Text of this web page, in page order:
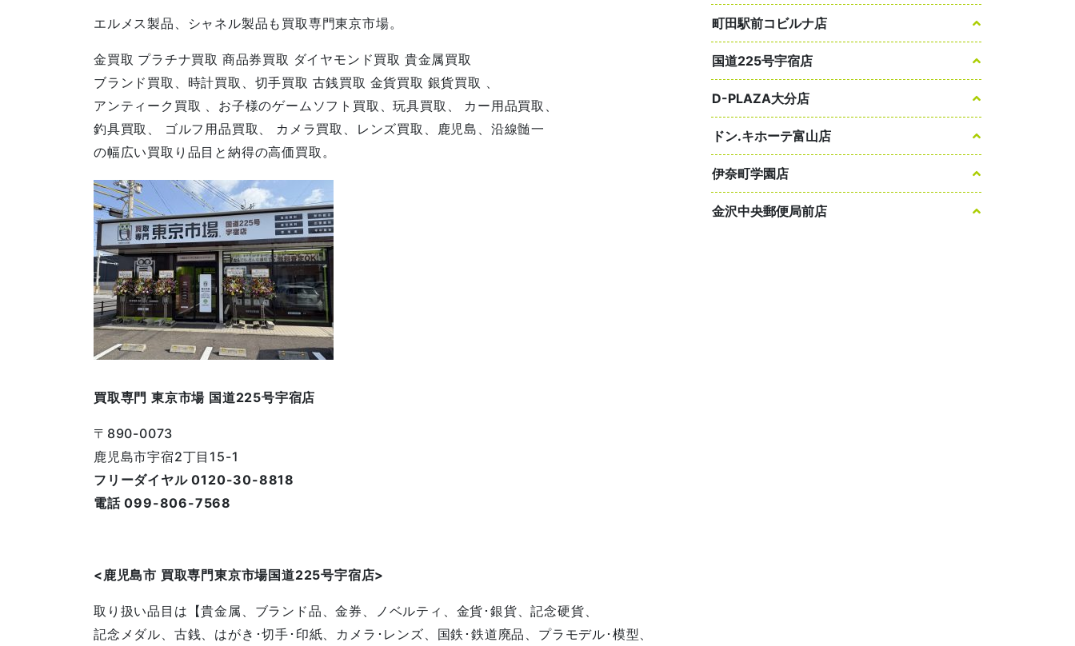
エルメス製品、シャネル製品も買取専門東京市場。
金買取 プラチナ買取 商品券買取 ダイヤモンド買取 貴金属買取
ブランド買取、時計買取、切手買取 古銭買取 金貨買取 銀貨買取 、
アンティーク買取 、お子様のゲームソフト買取、玩具買取、 カー用品買取、
釣具買取、 ゴルフ用品買取、 カメラ買取、レンズ買取、鹿児島、沿線髄一
の幅広い買取り品目と納得の高価買取。
買取専門 東京市場 国道225号宇宿店
〒890-0073
鹿児島市宇宿2丁目15-1
フリーダイヤル 0120-30-8818
電話 099-806-7568
<鹿児島市 買取専門東京市場国道225号宇宿店>
取り扱い品目は【貴金属、ブランド品、金券、ノベルティ、金貨･銀貨、記念硬貨、
記念メダル、古銭、はがき･切手･印紙、カメラ･レンズ、国鉄･鉄道廃品、プラモデル･模型、
町田駅前コビルナ店
国道225号宇宿店
D-PLAZA大分店
ドン.キホーテ富山店
伊奈町学園店
金沢中央郵便局前店